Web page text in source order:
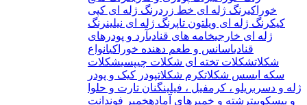
خوراکیرنگ ژله ای خط زردرنگ ژله ای کپی
کیکرنگ ژله ای ویلتون تاپرنگ ژله ای نیلینرنگ
ژله ای خارجیخامه های قنادیآرد و پودرهای
قنادیاسانس و طعم دهنده خوراکیانواع
شکلاتشکلات تخته ای شکلات چیپسیشکلات
سکه ایسس شکلاتکرم شکلاتپودر کیک و پودر
ژله و دسر بریلو ، کرمفیل ، فیلینگنان تارت و حلوا
و بیسکوییترشته و خمیرهای آمادهخمیر فوندانت